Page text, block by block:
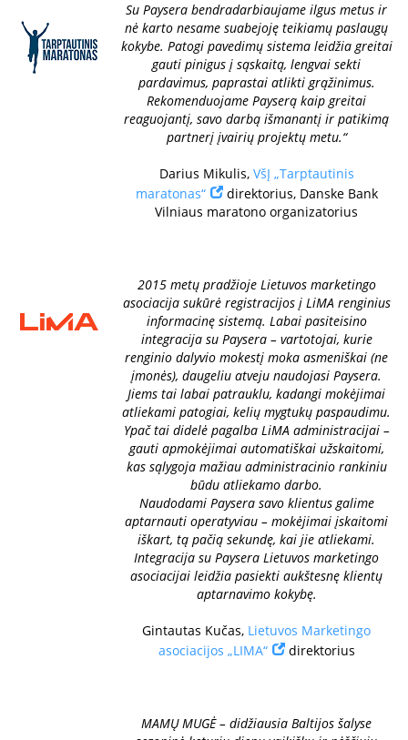
Su Paysera bendradarbiaujame ilgus metus ir
nė karto nesame suabejoję teikiamų paslaugų
kokybe. Patogi pavedimų sistema leidžia greitai
gauti pinigus į sąskaitą, lengvai sekti
pardavimus, paprastai atlikti grąžinimus.
Rekomenduojame Payserą kaip greitai
reaguojantį, savo darbą išmanantį ir patikimą
partnerį įvairių projektų metu.“
Darius Mikulis, VšĮ „Tarptautinis
maratonas“
direktorius, Danske Bank
Vilniaus maratono organizatorius
2015 metų pradžioje Lietuvos marketingo
asociacija sukūrė registracijos į LiMA renginius
informacinę sistemą. Labai pasiteisino
integracija su Paysera – vartotojai, kurie
renginio dalyvio mokestį moka asmeniškai (ne
įmonės), daugeliu atveju naudojasi Paysera.
Jiems tai labai patrauklu, kadangi mokėjimai
atliekami patogiai, kelių mygtukų paspaudimu.
Ypač tai didelė pagalba LiMA administracijai –
gauti apmokėjimai automatiškai užskaitomi,
kas sąlygoja mažiau administracinio rankiniu
būdu atliekamo darbo.
Naudodami Paysera savo klientus galime
aptarnauti operatyviau – mokėjimai įskaitomi
iškart, tą pačią sekundę, kai jie atliekami.
Integracija su Paysera Lietuvos marketingo
asociacijai leidžia pasiekti aukštesnę klientų
aptarnavimo kokybę.
Gintautas Kučas, Lietuvos Marketingo
asociacijos „LIMA“
direktorius
MAMŲ MUGĖ – didžiausia Baltijos šalyse